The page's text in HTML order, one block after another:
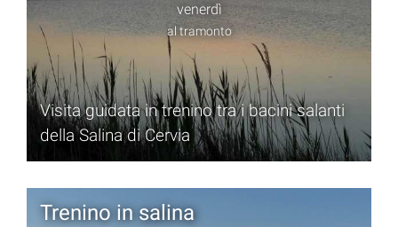
venerdì
al tramonto
Visita guidata in trenino tra i bacini salanti
della Salina di Cervia
Trenino in salina